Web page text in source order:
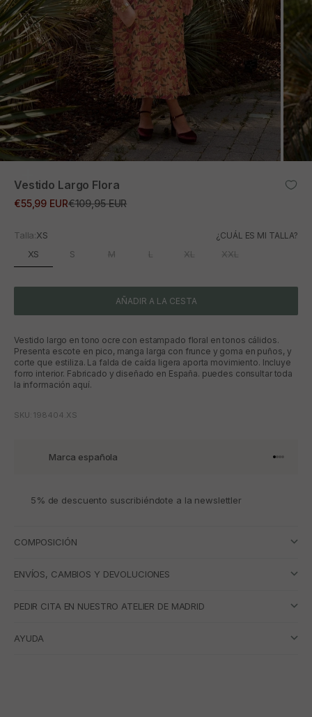
Vestido Largo Flora
Precio de oferta
€55,99 EURPrecio normal
€109,95 EUR
Talla:XS ¿CUÁL ES MI TALLA?
XS S M L XL XXL
AÑADIR A LA CESTA
Vestido largo en tono ocre con estampado floral en tonos cálidos.
Presenta escote en pico, manga larga con frunce y goma en puños, y
corte que estiliza. La falda de caída ligera aporta movimiento. Incluye
forro interior. Fabricado y diseñado en España. puedes consultar toda
la información aquí.
SKU: 198404.XS
Marca española Ir al
Ir al
Ir al
Ir al
5% de descuento suscribiéndote a la newslettler
COMPOSICIÓN
ENVÍOS, CAMBIOS Y DEVOLUCIONES
PEDIR CITA EN NUESTRO ATELIER DE MADRID
AYUDA